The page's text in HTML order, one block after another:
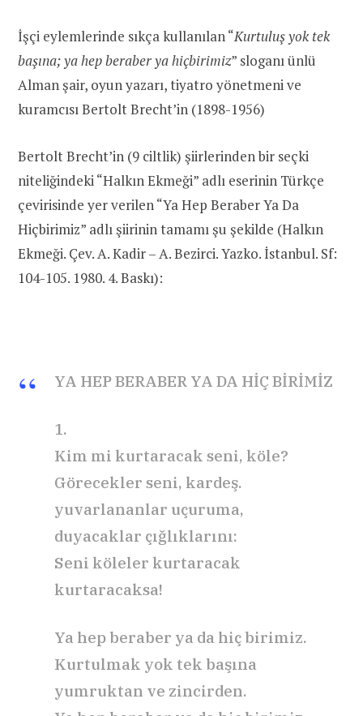
İşçi eylemlerinde sıkça kullanılan “Kurtuluş yok tek
başına; ya hep beraber ya hiçbirimiz” sloganı ünlü
Alman şair, oyun yazarı, tiyatro yönetmeni ve
kuramcısı Bertolt Brecht’in (1898-1956)
Bertolt Brecht’in (9 ciltlik) şiirlerinden bir seçki
niteliğindeki “Halkın Ekmeği” adlı eserinin Türkçe
çevirisinde yer verilen “Ya Hep Beraber Ya Da
Hiçbirimiz” adlı şiirinin tamamı şu şekilde (Halkın
Ekmeği. Çev. A. Kadir – A. Bezirci. Yazko. İstanbul. Sf:
104-105. 1980. 4. Baskı):
YA HEP BERABER YA DA HİÇ BİRİMİZ
1.
Kim mi kurtaracak seni, köle?
Görecekler seni, kardeş.
yuvarlananlar uçuruma,
duyacaklar çığlıklarını:
Seni köleler kurtaracak
kurtaracaksa!
Ya hep beraber ya da hiç birimiz.
Kurtulmak yok tek başına
yumruktan ve zincirden.